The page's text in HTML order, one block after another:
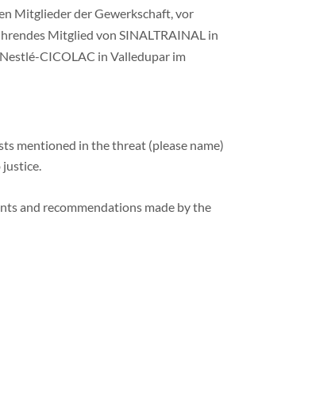
Mitglieder der Gewerkschaft, vor
Mitglied von SINALTRAINAL in
CICOLAC in Valledupar im
mentioned in the threat (please name)
justice.
and recommendations made by the